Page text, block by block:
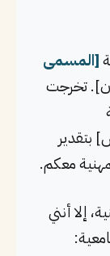
[المسمى
تخرجت
بتقدير
معكم.
إلا أنني